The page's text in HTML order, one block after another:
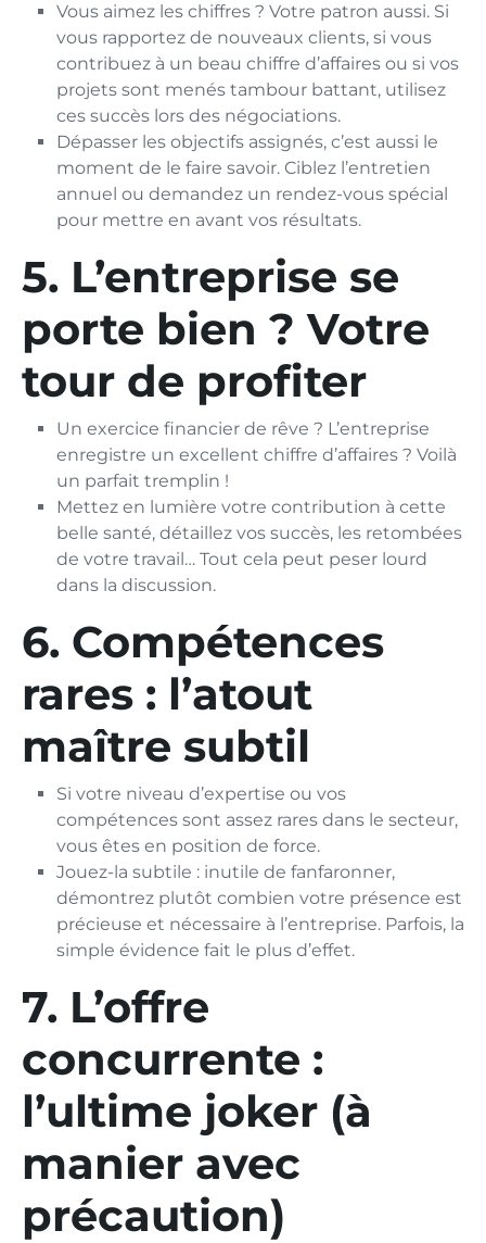
Vous aimez les chiffres ? Votre patron aussi. Si
vous rapportez de nouveaux clients, si vous
contribuez à un beau chiffre d’affaires ou si vos
projets sont menés tambour battant, utilisez
ces succès lors des négociations.
Dépasser les objectifs assignés, c’est aussi le
moment de le faire savoir. Ciblez l’entretien
annuel ou demandez un rendez-vous spécial
pour mettre en avant vos résultats.
5. L’entreprise se
porte bien ? Votre
tour de profiter
Un exercice financier de rêve ? L’entreprise
enregistre un excellent chiffre d’affaires ? Voilà
un parfait tremplin !
Mettez en lumière votre contribution à cette
belle santé, détaillez vos succès, les retombées
de votre travail… Tout cela peut peser lourd
dans la discussion.
6. Compétences
rares : l’atout
maître subtil
Si votre niveau d’expertise ou vos
compétences sont assez rares dans le secteur,
vous êtes en position de force.
Jouez-la subtile : inutile de fanfaronner,
démontrez plutôt combien votre présence est
précieuse et nécessaire à l’entreprise. Parfois, la
simple évidence fait le plus d’effet.
7. L’offre
concurrente :
l’ultime joker (à
manier avec
précaution)